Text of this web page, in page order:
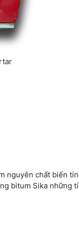
nguyên chất biến
bitum Sika những